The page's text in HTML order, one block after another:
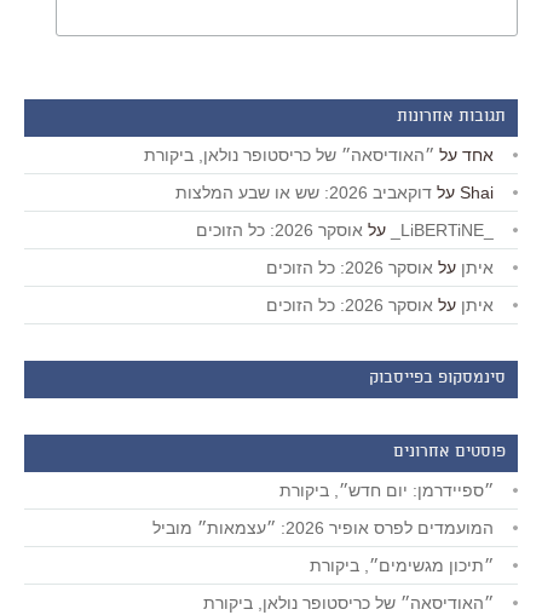
תגובות אחרונות
אחד על ״האודיסאה״ של כריסטופר נולאן, ביקורת
Shai על דוקאביב 2026: שש או שבע המלצות
על אוסקר 2026: כל הזוכים
איתן על אוסקר 2026: כל הזוכים
איתן על אוסקר 2026: כל הזוכים
סינמסקופ בפייסבוק
פוסטים אחרונים
״ספיידרמן: יום חדש״, ביקורת
המועמדים לפרס אופיר 2026: ״עצמאות״ מוביל
״תיכון מגשימים״, ביקורת
״האודיסאה״ של כריסטופר נולאן, ביקורת